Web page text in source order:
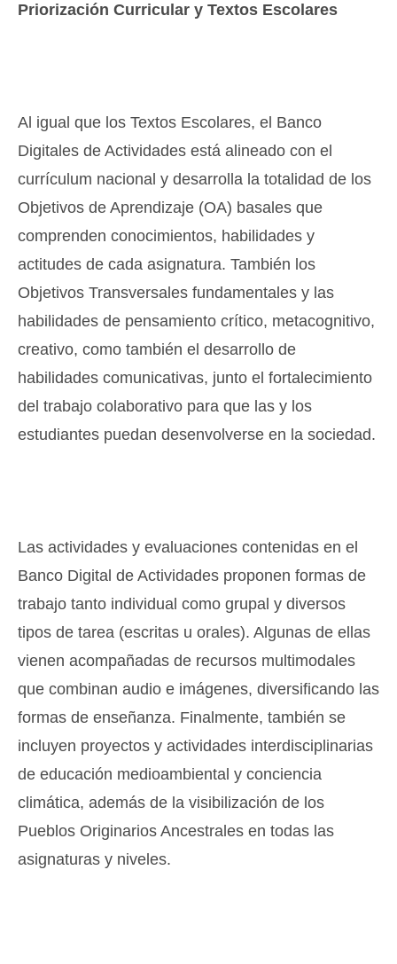
Priorización Curricular y Textos Escolares
Al igual que los Textos Escolares, el Banco
Digitales de Actividades está alineado con el
currículum nacional y desarrolla la totalidad de los
Objetivos de Aprendizaje (OA) basales que
comprenden conocimientos, habilidades y
actitudes de cada asignatura. También los
Objetivos Transversales fundamentales y las
habilidades de pensamiento crítico, metacognitivo,
creativo, como también el desarrollo de
habilidades comunicativas, junto el fortalecimiento
del trabajo colaborativo para que las y los
estudiantes puedan desenvolverse en la sociedad.
Las actividades y evaluaciones contenidas en el
Banco Digital de Actividades proponen formas de
trabajo tanto individual como grupal y diversos
tipos de tarea (escritas u orales). Algunas de ellas
vienen acompañadas de recursos multimodales
que combinan audio e imágenes, diversificando las
formas de enseñanza. Finalmente, también se
incluyen proyectos y actividades interdisciplinarias
de educación medioambiental y conciencia
climática, además de la visibilización de los
Pueblos Originarios Ancestrales en todas las
asignaturas y niveles.